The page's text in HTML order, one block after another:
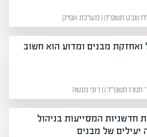
ואחזקת מבנים ומדוע הוא חשוב
חדשניות המסייעות בניהול
יעילים של מבנים